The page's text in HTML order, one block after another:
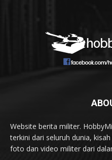
Website berita militer.
terkini dari seluruh dunia,
foto dan video militer dari